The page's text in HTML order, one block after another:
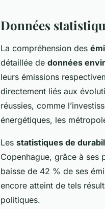
Données
La compréhension des
détaillée de données
leurs émissions
directement liés aux
réussies, comme
énergétiques, les
Les statistiques de
Copenhague, grâce à ses
baisse de 42 % de ses
encore atteint de tels
politiques.